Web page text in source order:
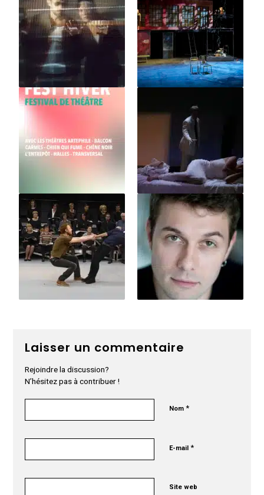
Laisser un commentaire
Rejoindre la discussion?
N’hésitez pas à contribuer !
Nom*
E-mail*
Site web